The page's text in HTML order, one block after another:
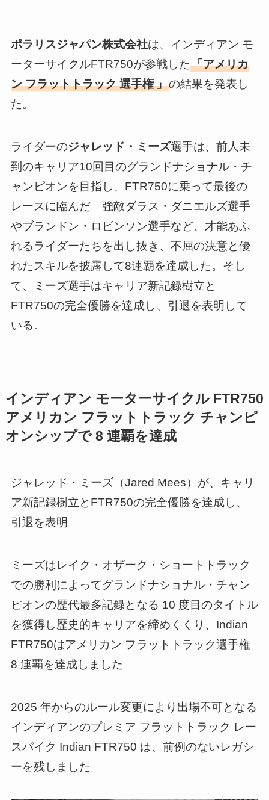
ポラリスジャパン株式会社は、インディアン モ
ーターサイクルFTR750が参戦した「アメリカ
ン フラットトラック 選手権」の結果を発表し
た。
ライダーのジャレッド・ミーズ選手は、前人未
到のキャリア10回目のグランドナショナル・チ
ャンピオンを目指し、FTR750に乗って最後の
レースに臨んだ。強敵ダラス・ダニエルズ選手
やブランドン・ロビンソン選手など、才能あふ
れるライダーたちを出し抜き、不屈の決意と優
れたスキルを披露して8連覇を達成した。そし
て、ミーズ選手はキャリア新記録樹立と
FTR750の完全優勝を達成し、引退を表明して
いる。
インディアン モーターサイクル FTR750
アメリカン フラットトラック チャンピ
オンシップで 8 連覇を達成
ジャレッド・ミーズ（Jared Mees）が、キャリ
ア新記録樹立とFTR750の完全優勝を達成し、
引退を表明
ミーズはレイク・オザーク・ショートトラック
での勝利によってグランドナショナル・チャン
ピオンの歴代最多記録となる 10 度目のタイトル
を獲得し歴史的キャリアを締めくくり、Indian
FTR750はアメリカン フラットトラック選手権
8 連覇を達成しました
2025 年からのルール変更により出場不可となる
インディアンのプレミア フラットトラック レー
スバイク Indian FTR750 は、前例のないレガシ
ーを残しました